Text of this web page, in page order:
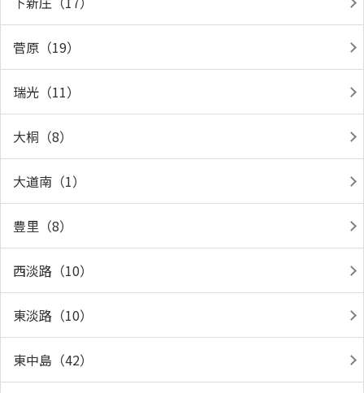
菅原（19）
瑞光（11）
大桐（8）
大道南（1）
豊里（8）
西淡路（10）
東淡路（10）
東中島（42）